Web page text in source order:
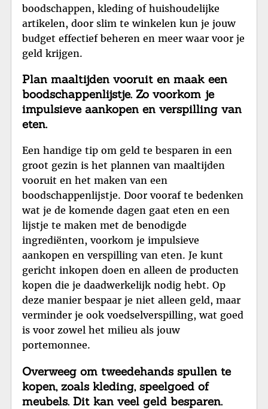
boodschappen, kleding of huishoudelijke
artikelen, door slim te winkelen kun je jouw
budget effectief beheren en meer waar voor je
geld krijgen.
Plan maaltijden vooruit en maak een
boodschappenlijstje. Zo voorkom je
impulsieve aankopen en verspilling van
eten.
Een handige tip om geld te besparen in een
groot gezin is het plannen van maaltijden
vooruit en het maken van een
boodschappenlijstje. Door vooraf te bedenken
wat je de komende dagen gaat eten en een
lijstje te maken met de benodigde
ingrediënten, voorkom je impulsieve
aankopen en verspilling van eten. Je kunt
gericht inkopen doen en alleen de producten
kopen die je daadwerkelijk nodig hebt. Op
deze manier bespaar je niet alleen geld, maar
verminder je ook voedselverspilling, wat goed
is voor zowel het milieu als jouw
portemonnee.
Overweeg om tweedehands spullen te
kopen, zoals kleding, speelgoed of
meubels. Dit kan veel geld besparen.